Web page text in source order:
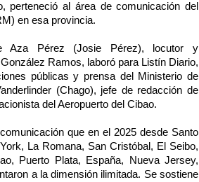
perteneció al área de comunicación del
en esa provincia.
Aza Pérez (Josie Pérez), locutor y
Ramos, laboró para Listín Diario,
públicas y prensa del Ministerio de
(Chago), jefe de redacción de
del Aeropuerto del Cibao.
que en el 2025 desde Santo
La Romana, San Cristóbal, El Seibo,
Puerto Plata, España, Nueva Jersey,
a la dimensión ilimitada. Se sostiene